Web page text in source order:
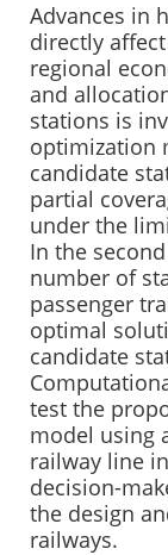
Advances in
directly
regional
and
stations is
optimization
candidate
partial
under the
In the
number of
passenger
optimal
candidate
test the
model using
railway line
decision-
the design
railways.